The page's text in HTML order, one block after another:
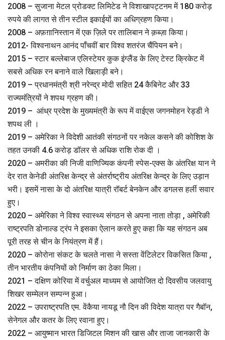
2008 – सुजाना मेटल प्रोडक्ट लिमिटेड ने विशाखापट्टनम में 180 करोड़
रुपये की लागत से तीन स्टील इकाईयों का अधिग्रहण किया।
2008 – अफ़ग़ानिस्तान में एक ज़िले पर तालिबान ने क़ब्ज़ा किया।
2012- विश्वनाथन आनंद पाँचवीं बार विश्व शतरंज चैंपियन बने।
2015 – स्टार बल्लेबाज एलिस्टेयर कुक इंग्लैंड के लिए टेस्ट क्रिकेट में
सबसे अधिक रन बनाने वाले खिलाड़ी बने।
2019 – प्रधानमंत्री श्री नरेन्द्र मोदी सहित 24 कैबिनेट और 33
राज्यमंत्रियों ने शपथ ग्रहण की।
2019 – आंध्र प्रदेश के मुख्यमंत्री के रूप में वाईएस जगनमोहन रेड्डी ने
शपथ ली ।
2019 – अमेरिका ने विदेशी आतंकी संगठनों पर नकेल कसने की कोशिश के
तहत उनकी 4.6 करोड़ डॉलर से अधिक राशि रोक दी ।
2020 – अमरीका की निजी वाणिज्यिक कंपनी स्‍पेस-एक्‍स के अंतरिक्ष यान ने
देर रात केनेडी अंतरिक्ष केन्‍द्र से अंतर्राष्‍ट्रीय अंतरिक्ष केन्‍द्र के लिए उड़ान
भरी। इसमें नासा के दो अंतरिक्ष यात्री रॉबर्ट बेनकेन और डगलस हर्ली सवार
हुए।
2020 – अमेरिका ने विश्व स्वास्थ्य संगठन से अपना नाता तोड़ा , अमेरिकी
राष्ट्रपति डोनाल्ड ट्रंप ने इसका ऐलान करते हुए कहा कि यह संगठन अब
पूरी तरह से चीन के नियंत्रण में हैं।
2020 – कोरोना संकट के चलते नासा ने सस्ता वेंटिलेटर विकसित किया ,
तीन भारतीय कंपनियों को निर्माण का ठेका मिला।
2021 – दक्षिण कोरिया में वर्चुअल माध्‍यम से आयोजित दो दिवसीय जलवायु
शिखर सम्मेलन सम्‍पन्‍न हुआ।
2022 – उपराष्ट्रपति एम. वेंकैया नायडू नौ दिन की विदेश यात्रा पर गैबॉन,
सेनेगल और कतर के लिए रवाना हुए।
2022 – आयुष्मान भारत डिजिटल मिशन की खास और ताजा जानकारी के